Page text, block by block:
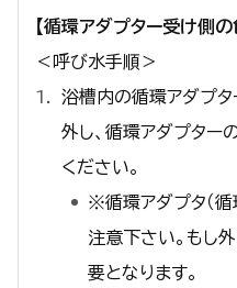
【循環アダプター受け側の
＜呼び水手順＞
浴槽内の循環アダプタ
外し、循環アダプター
ください。
※循環アダプタ（
注意下さい。もし
要となります。